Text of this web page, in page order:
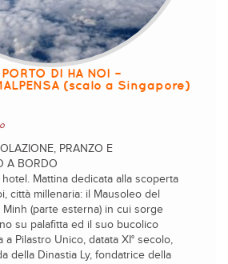
DI HA NOI –
(scalo a Singapore)
PRANZO E
A BORDO
Mattina dedicata alla scoperta
città millenaria: il Mausoleo del
Minh (parte esterna) in cui sorge
su palafitta ed il suo bucolico
a Pilastro Unico, datata XI° secolo,
della Dinastia Ly, fondatrice della